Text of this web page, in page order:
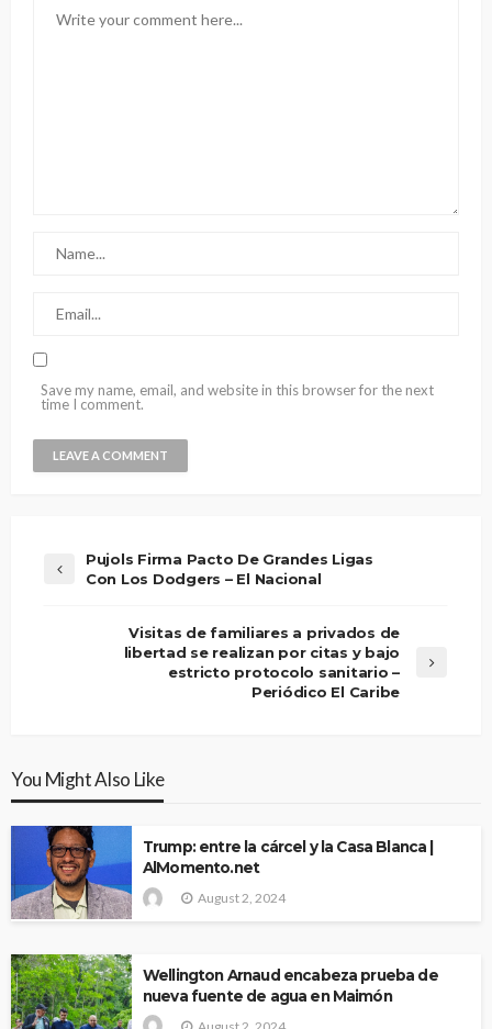
Save my name, email, and website in this browser for the next
time I comment.
Pujols Firma Pacto De Grandes Ligas
Con Los Dodgers – El Nacional
Visitas de familiares a privados de
libertad se realizan por citas y bajo
estricto protocolo sanitario –
Periódico El Caribe
You Might Also Like
Trump: entre la cárcel y la Casa Blanca |
AlMomento.net
August 2, 2024
Wellington Arnaud encabeza prueba de
nueva fuente de agua en Maimón